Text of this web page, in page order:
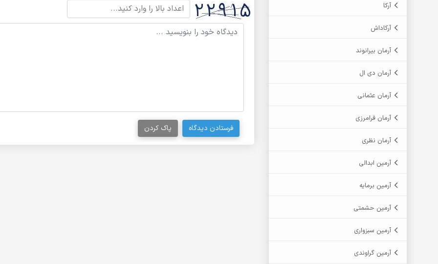
آرکا
آرکاداش
آرمان بیرانوند
آرمان دی ال
آرمان عثمانی
آرمان فرامرزی
آرمان نظری
آرمین ابدالی
آرمین برمایه
آرمین حشمتی
آرمین سبزواری
آرمین گراوندی
فرستادن دیدگاه پاک کردن